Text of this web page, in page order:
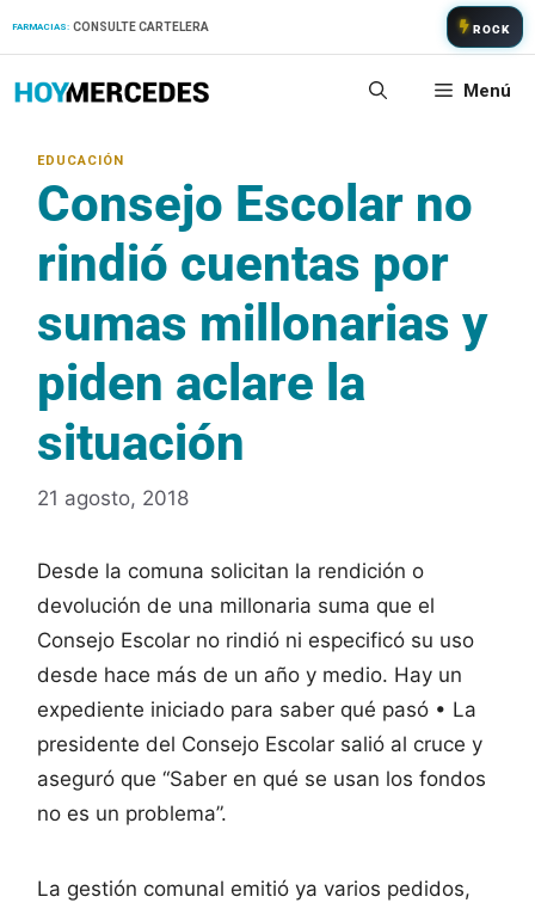
FARMACIAS: CONSULTE CARTELERA ROCK
Menú
Consejo Escolar no
rindió cuentas por
sumas millonarias y
piden aclare la
situación
21 agosto, 2018
Desde la comuna solicitan la rendición o
devolución de una millonaria suma que el
Consejo Escolar no rindió ni especificó su uso
desde hace más de un año y medio. Hay un
expediente iniciado para saber qué pasó • La
presidente del Consejo Escolar salió al cruce y
aseguró que “Saber en qué se usan los fondos
no es un problema”.
La gestión comunal emitió ya varios pedidos,